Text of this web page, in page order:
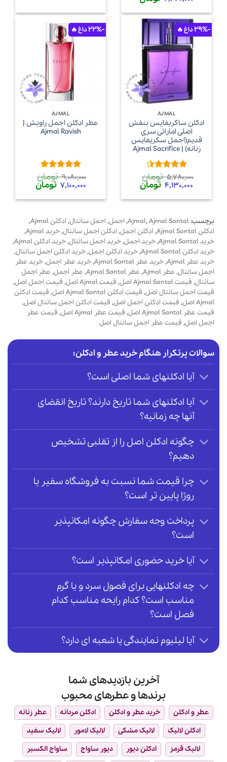
اصلی
4,130,000 تومان
بود.
2,640,000 تومان
است.
-29%
AJMAL
ادکلن ساکریفایس بنفش
اصلی اماراتی سری
قدیم(اجمل سکریفایس
زنانه) | Ajmal Sacrifice
امتیاز
4.42از 5
5,780,000 تومان
قیمت
اصلی
5,780,000 تومان
بود.
4,130,000 تومان
4,130,000 تومان
است.
-22%
AJMAL
عطر ادکلن اجمل راویش |
Ajmal Ravish
امتیاز5از
5
9,080,000 تومان
قیمت
اصلی
9,080,000 تومان
بود.
7,100,000 تومان
است.
برچسب: Ajmal,Ajmal Santal
, اجمل, اجمل سانتال, ادکلن Ajmal
,
ادکلن Ajmal Santal
, ادکلن اجمل, ادکلن اجمل سانتال,خرید Ajmal
,
خرید Ajmal Santal
,خرید اجمل,خرید اجمل سانتال,خرید ادکلن Ajmal
,
خرید ادکلن Ajmal Santal
,خرید ادکلن اجمل,خرید ادکلن اجمل سانتال,
خرید عطر Ajmal
,خرید عطر Ajmal Santal ,خرید عطر اجمل,خرید عطر
اجمل سانتال,عطر Ajmal ,عطر Ajmal Santal ,عطر اجمل,عطر اجمل
سانتال, قیمت Ajmal Santal اصل , قیمت Ajmal اصل , قیمت اجمل اصل,
قیمت اجمل سانتال اصل, قیمت ادکلن Ajmal Santal اصل , قیمت ادکلن
Ajmal اصل
, قیمت ادکلن اجمل اصل, قیمت ادکلن اجمل سانتال اصل,
قیمت عطر Ajmal Santal اصل
, قیمت عطر Ajmal اصل , قیمت عطر
اجمل اصل, قیمت عطر اجمل سانتال اصل
سوالات پرتکرار هنگام خرید عطر و ادکلن:
آیا ادکلنهای شما اصلی است؟
آیا ادکلنهای شما تاریخ دارند؟ تاریخ انقضای
آنها چه زمانیه؟
چگونه ادکلن اصل را از تقلبی تشخیص
دهیم؟
چرا قیمت شما نسبت به فروشگاه سفیر یا
روژا پایین تر است؟
پرداخت وجه سفارش چگونه امکانپذیر
است؟
آیا خرید حضوری امکانپذیر است؟
چه ادکلنهایی برای فصول سرد و یا گرم
مناسب است؟ کدام رایحه مناسب کدام
فصل است؟
آیا لیلیوم نمایندگی یا شعبه ای دارد؟
آخرین بازدیدهای شما
برندها و عطرهای محبوب
عطر و ادکلن خرید عطر و ادکلن ادکلن مردانه
عطر زنانه
ادکلن لالیک
لالیک مشکی لالیک لامور
لالیک سفید
لالیک قرمز
ادکلن دیور دیور ساواج
ساواج الکسیر